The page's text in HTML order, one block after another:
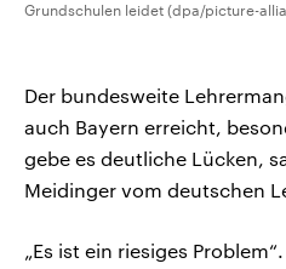
Grundschulen leidet (dpa/picture-
Der bundesweite
auch Bayern erreicht,
gebe es deutliche Lücken,
Meidinger vom deutschen
„Es ist ein riesiges